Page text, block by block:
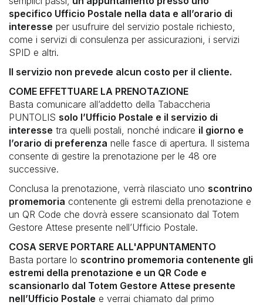
UNIPOLMOVE
TRASPARENZA E PRIVACY
PAGOPA
ALTRI PAGAMENTI
AMAZON PAGA IN CONTANTI
TRASPARENZA, PRIVACY E RECLAMI
FONDAZIONE TELETHON
specifico Ufficio Postale nella data e all’orario di
interesse per usufruire del servizio postale richiesto,
come i servizi di consulenza per assicurazioni, i servizi
SPID e altri.
Il servizio non prevede alcun costo per il cliente.
COME EFFETTUARE LA PRENOTAZIONE
Basta comunicare all’addetto della Tabaccheria
PUNTOLIS solo l’Ufficio Postale e il servizio di
interesse tra quelli postali, nonché indicare il giorno e
l’orario di preferenza nelle fasce di apertura. Il sistema
consente di gestire la prenotazione per le 48 ore
successive.
Conclusa la prenotazione, verrà rilasciato uno scontrino
promemoria contenente gli estremi della prenotazione e
un QR Code che dovrà essere scansionato dal Totem
Gestore Attese presente nell’Ufficio Postale.
COSA SERVE PORTARE ALL'APPUNTAMENTO
Basta portare lo scontrino promemoria contenente gli
estremi della prenotazione e un QR Code e
scansionarlo dal Totem Gestore Attese presente
nell’Ufficio Postale e verrai chiamato dal primo